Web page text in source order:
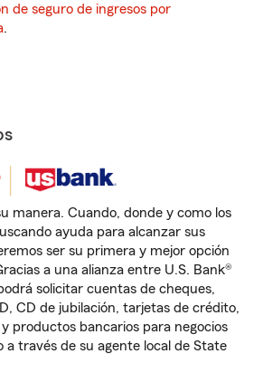
de seguro de ingresos por
.
manera. Cuando, donde y como los
ayuda para alcanzar sus
ser su primera y mejor opción
a una alianza entre U.S. Bank®
solicitar cuentas de cheques,
CD de jubilación, tarjetas de crédito,
productos bancarios para negocios
a través de su agente local de State